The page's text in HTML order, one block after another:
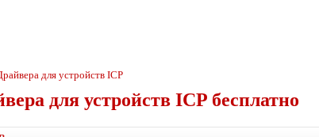
для устройств ICP
для устройств ICP бесплатно